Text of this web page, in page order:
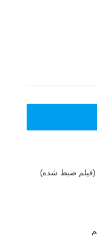
(فیلم ضبط شده)